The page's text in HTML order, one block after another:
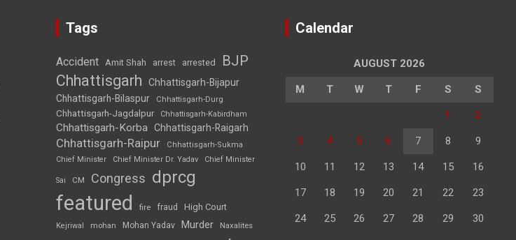
Tags
Accident Amit Shah arrest arrested BJP
Chhattisgarh
Chhattisgarh-Bijapur
Chhattisgarh-Bilaspur
Chhattisgarh-Durg
Chhattisgarh-Jagdalpur Chhattisgarh-Kabirdham
Chhattisgarh-Korba Chhattisgarh-Raigarh
Chhattisgarh-Raipur
Chhattisgarh-Sukma
Chief Minister
Chief Minister Dr. Yadav Chief Minister
Sai CM Congress dprcg
featured fire fraud High Court
Kejriwal mohan Mohan Yadav Murder Naxalites
Calendar
AUGUST 2026
M T W T F S S
1 2
3 4 5 6 7 8 9
10 11 12 13 14 15 16
17 18 19 20 21 22 23
24 25 26 27 28 29 30